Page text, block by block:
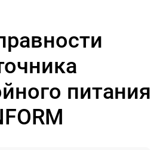
питания